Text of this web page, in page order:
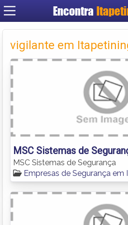
Encontra
Criar
vigilante em
MSC Sistemas de
MSC Sistemas de Segurança
Empresas de Segurança em